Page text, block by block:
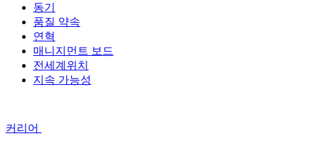
동기
품질 약속
연혁
매니지먼트 보드
전세계위치
지속 가능성
커리어